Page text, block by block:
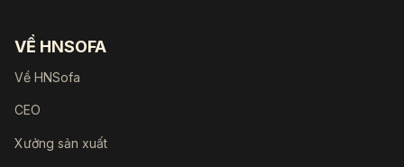
VỀ HNSOFA
Về HNSofa
CEO
Xưởng sản xuất